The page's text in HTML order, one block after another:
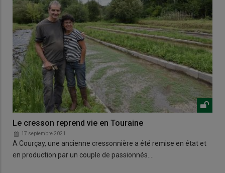
Le cresson reprend vie en Touraine
17 septembre 2021
A Courçay, une ancienne cressonnière a été remise en état et
en production par un couple de passionnés.…